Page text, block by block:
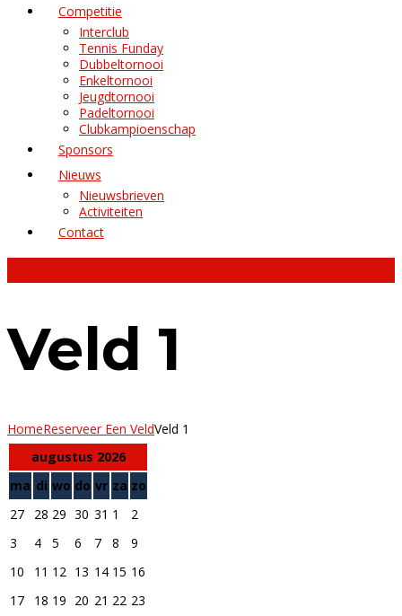
Competitie
Interclub
Tennis Funday
Dubbeltornooi
Enkeltornooi
Jeugdtornooi
Padeltornooi
Clubkampioenschap
Sponsors
Nieuws
Nieuwsbrieven
Activiteiten
Contact
Veld 1
HomeReserveer Een VeldVeld 1
augustus 2026
ma di wo do vr za zo
27
28 29 30 31 1
2
3
4 5 6 7 8
9
10
11 12 13 14 15 16
17
18 19 20 21 22 23